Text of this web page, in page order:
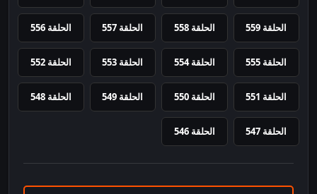
الحلقة 559 الحلقة 558 الحلقة 557 الحلقة 556
الحلقة 555 الحلقة 554 الحلقة 553 الحلقة 552
الحلقة 551 الحلقة 550 الحلقة 549 الحلقة 548
الحلقة 547 الحلقة 546